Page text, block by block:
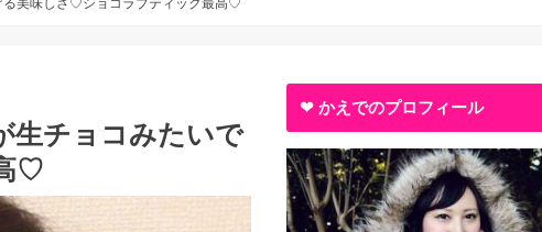
る美味しさ♡ショコラブティック最高♡
生チョコみたいで
♡
❤︎ かえでのプロフィール